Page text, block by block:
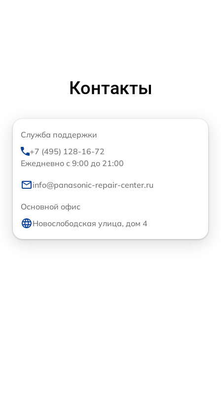
Контакты
Служба поддержки
+7 (495) 128-16-72
Ежедневно с 9:00 до 21:00
info@panasonic-repair-center.ru
Основной офис
Новослободская улица, дом 4